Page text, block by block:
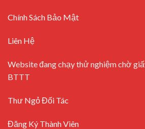
Chính Sách Bảo Mật
Liên Hệ
Website đang chạy thử nghiệm chờ
BTTT
Thư Ngỏ Đối Tác
Đăng Ký Thành Viên